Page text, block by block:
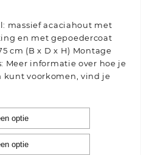
massief acaciahout met
en met gepoedercoat
cm (B x D x H) Montage
Meer informatie over hoe je
kunt voorkomen, vind je